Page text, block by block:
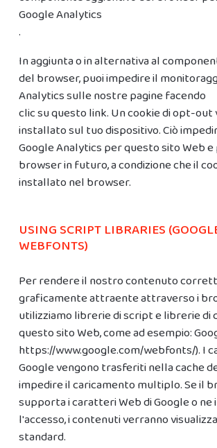
Google Analytics
.
In aggiunta o in alternativa al
del browser, puoi impedire il
Analytics sulle nostre pagine facendo
clic su questo link. Un cookie di opt-out
installato sul tuo dispositivo. Ciò
Google Analytics per questo sito Web
browser in futuro, a condizione che il
installato nel browser.
USING SCRIPT LIBRARIES
WEBFONTS)
Per rendere il nostro contenuto
graficamente attraente attraverso i
utilizziamo librerie di script e librerie di
questo sito Web, come ad esempio:
https://www.google.com/webfonts/). I
Google vengono trasferiti nella cache
impedire il caricamento multiplo. Se il
supporta i caratteri Web di Google o ne
l'accesso, i contenuti verranno
standard.